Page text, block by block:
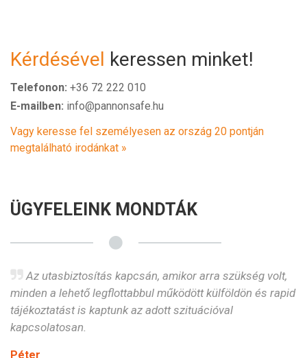
Kérdésével keressen minket!
Telefonon: +36 72 222 010
E-mailben: info@pannonsafe.hu
Vagy keresse fel személyesen az ország 20 pontján
megtalálható irodánkat »
ÜGYFELEINK MONDTÁK
Az utasbiztosítás kapcsán, amikor arra szükség volt,
minden a lehető legflottabbul működött külföldön és rapid
tájékoztatást is kaptunk az adott szituációval
kapcsolatosan.
Péter